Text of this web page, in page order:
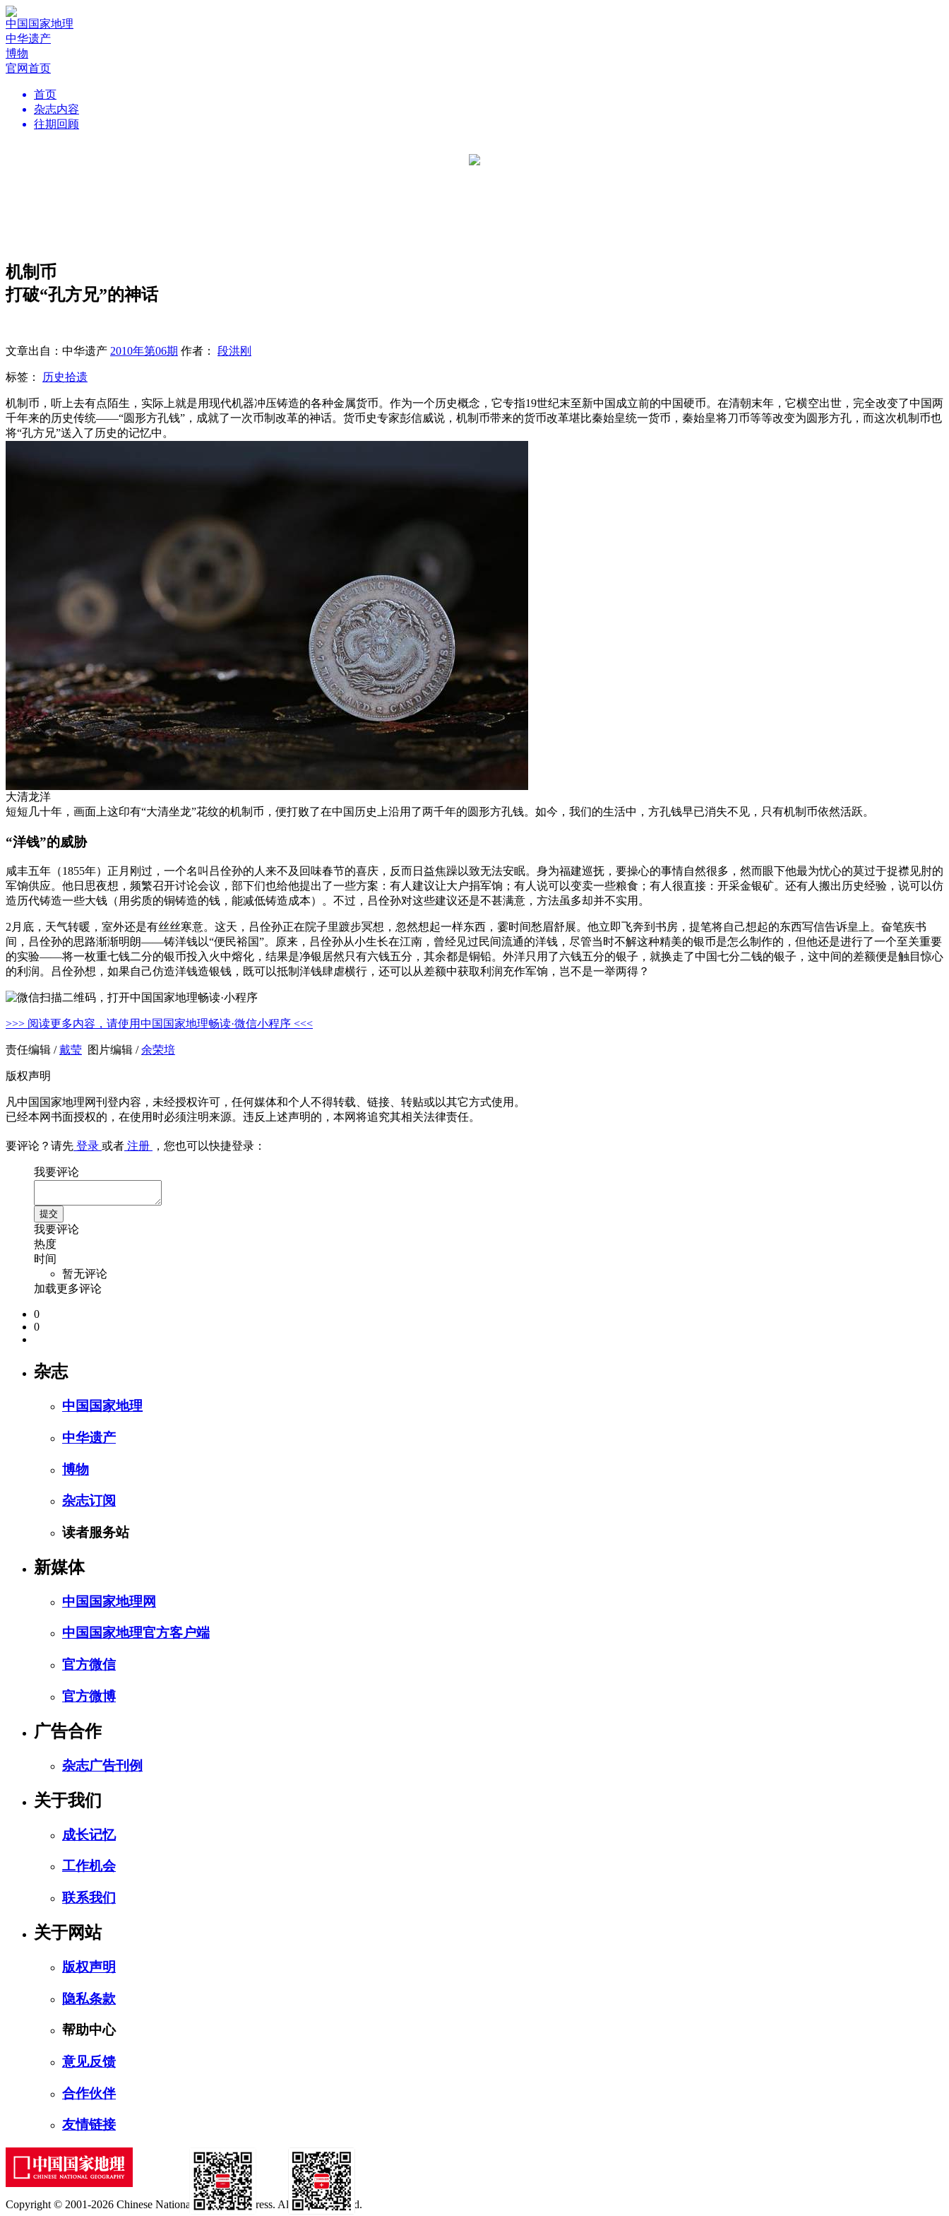
中国国家地理
中华遗产
博物
官网首页
首页
杂志内容
往期回顾
机制币
打破“孔方兄”的神话
文章出自：中华遗产 2010年第06期 作者： 段洪刚
标签： 历史拾遗
机制币，听上去有点陌生，实际上就是用现代机器冲压铸造的各种金属货币。作为一个历史概念，它专指19世纪末至新中国成立前的中国硬币。在清朝末年，它横空出世，完全改变了中国两
千年来的历史传统——“圆形方孔钱”，成就了一次币制改革的神话。货币史专家彭信威说，机制币带来的货币改革堪比秦始皇统一货币，秦始皇将刀币等等改变为圆形方孔，而这次机制币也
将“孔方兄”送入了历史的记忆中。
大清龙洋
短短几十年，画面上这印有“大清坐龙”花纹的机制币，便打败了在中国历史上沿用了两千年的圆形方孔钱。如今，我们的生活中，方孔钱早已消失不见，只有机制币依然活跃。
“洋钱”的威胁
咸丰五年（1855年）正月刚过，一个名叫吕佺孙的人来不及回味春节的喜庆，反而日益焦躁以致无法安眠。身为福建巡抚，要操心的事情自然很多，然而眼下他最为忧心的莫过于捉襟见肘的
军饷供应。他日思夜想，频繁召开讨论会议，部下们也给他提出了一些方案：有人建议让大户捐军饷；有人说可以变卖一些粮食；有人很直接：开采金银矿。还有人搬出历史经验，说可以仿
造历代铸造一些大钱（用劣质的铜铸造的钱，能减低铸造成本）。不过，吕佺孙对这些建议还是不甚满意，方法虽多却并不实用。
2月底，天气转暖，室外还是有丝丝寒意。这天，吕佺孙正在院子里踱步冥想，忽然想起一样东西，霎时间愁眉舒展。他立即飞奔到书房，提笔将自己想起的东西写信告诉皇上。奋笔疾书
间，吕佺孙的思路渐渐明朗——铸洋钱以“便民裕国”。原来，吕佺孙从小生长在江南，曾经见过民间流通的洋钱，尽管当时不解这种精美的银币是怎么制作的，但他还是进行了一个至关重要
的实验——将一枚重七钱二分的银币投入火中熔化，结果是净银居然只有六钱五分，其余都是铜铅。外洋只用了六钱五分的银子，就换走了中国七分二钱的银子，这中间的差额便是触目惊心
的利润。吕佺孙想，如果自己仿造洋钱造银钱，既可以抵制洋钱肆虐横行，还可以从差额中获取利润充作军饷，岂不是一举两得？
>>> 阅读更多内容，请使用中国国家地理畅读·微信小程序 <<<
责任编辑 /戴莹 图片编辑 /余荣培
版权声明
凡中国国家地理网刊登内容，未经授权许可，任何媒体和个人不得转载、链接、转贴或以其它方式使用。
已经本网书面授权的，在使用时必须注明来源。违反上述声明的，本网将追究其相关法律责任。
要评论？请先 登录 或者 注册 ，您也可以快捷登录：
我要评论
我要评论
热度
时间
暂无评论
加载更多评论
0
0
杂志
中国国家地理
中华遗产
博物
杂志订阅
读者服务站
新媒体
中国国家地理网
中国国家地理官方客户端
官方微信
官方微博
广告合作
杂志广告刊例
关于我们
成长记忆
工作机会
联系我们
关于网站
版权声明
隐私条款
帮助中心
意见反馈
合作伙伴
友情链接
Copyright © 2001-2026 Chinese National Geography Press. All rights reserved.